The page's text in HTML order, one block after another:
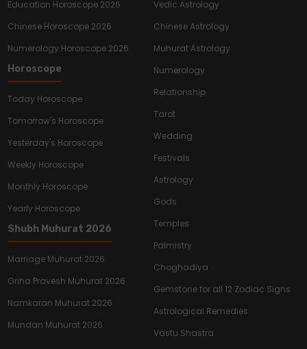
Education Horoscope 2026
Chinese Horoscope 2026
Numerology Horoscope 2026
Horoscope
Today Horoscope
Tomorrow's Horoscope
Yesterday's Horoscope
Weekly Horoscope
Monthly Horoscope
Yearly Horoscope
Shubh Muhurat 2026
Marriage Muhurat 2026
Griha Pravesh Muhurat 2026
Namkaran Muhurat 2026
Mundan Muhurat 2026
Vedic Astrology
Chinese Astrology
Muhurat Astrology
Numerology
Relationship
Tarot
Wedding
Festivals
Astrology
Gods
Temples
Palmistry
Choghadiya
Gemstone for all 12 Zodiac Signs
Astrological Remedies
Vastu Shastra